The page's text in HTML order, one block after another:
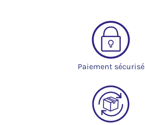
Paiement sécurisé